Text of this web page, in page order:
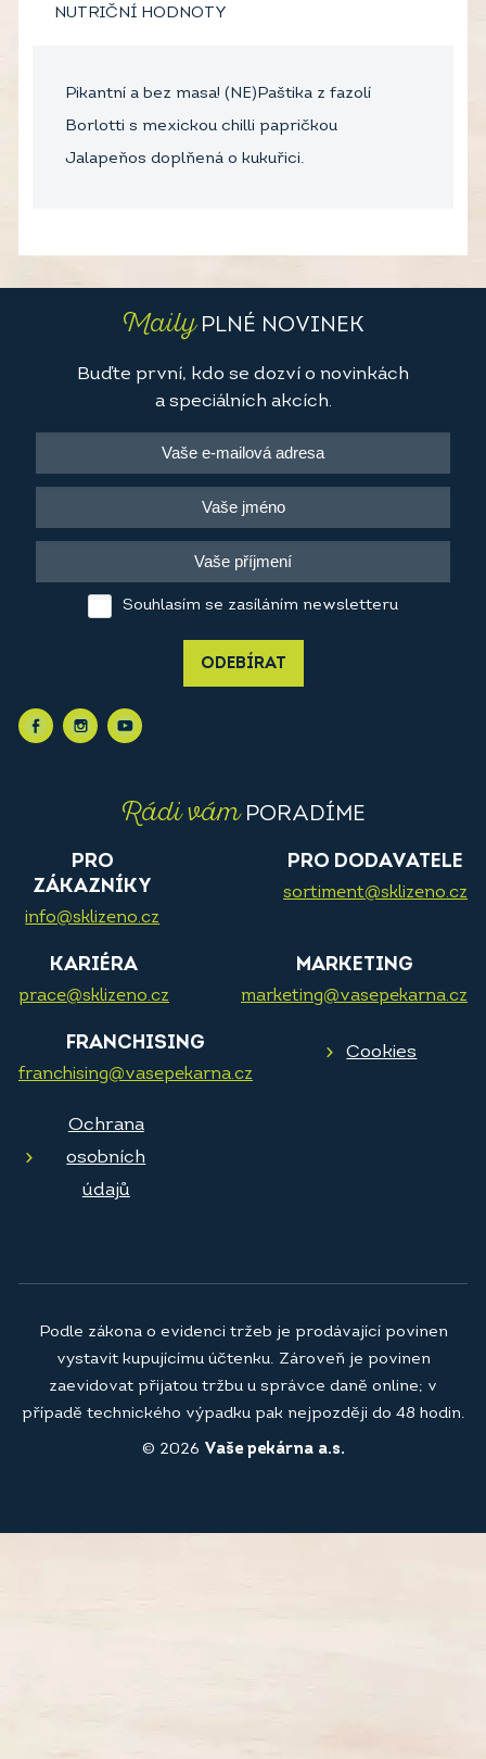
NUTRIČNÍ HODNOTY
Pikantní a bez masa! (NE)Paštika z fazolí
Borlotti s mexickou chilli papričkou
Jalapeňos doplňená o kukuřici.
MailyPLNÉ NOVINEK
Buďte první, kdo se dozví o novinkách
a speciálních akcích.
Souhlasím se zasíláním newsletteru
ODEBÍRAT
Rádi vámPORADÍME
PRO
ZÁKAZNÍKY
info@sklizeno.cz
PRO DODAVATELE
sortiment@sklizeno.cz
KARIÉRA
prace@sklizeno.cz
MARKETING
marketing@vasepekarna.cz
FRANCHISING
franchising@vasepekarna.cz
Cookies
Ochrana
osobních
údajů
© 2026 Vaše pekárna a.s.
Podle zákona o evidenci tržeb je prodávající povinen
vystavit kupujícímu účtenku. Zároveň je povinen
zaevidovat přijatou tržbu u správce daně online; v
případě technického výpadku pak nejpozději do 48 hodin.